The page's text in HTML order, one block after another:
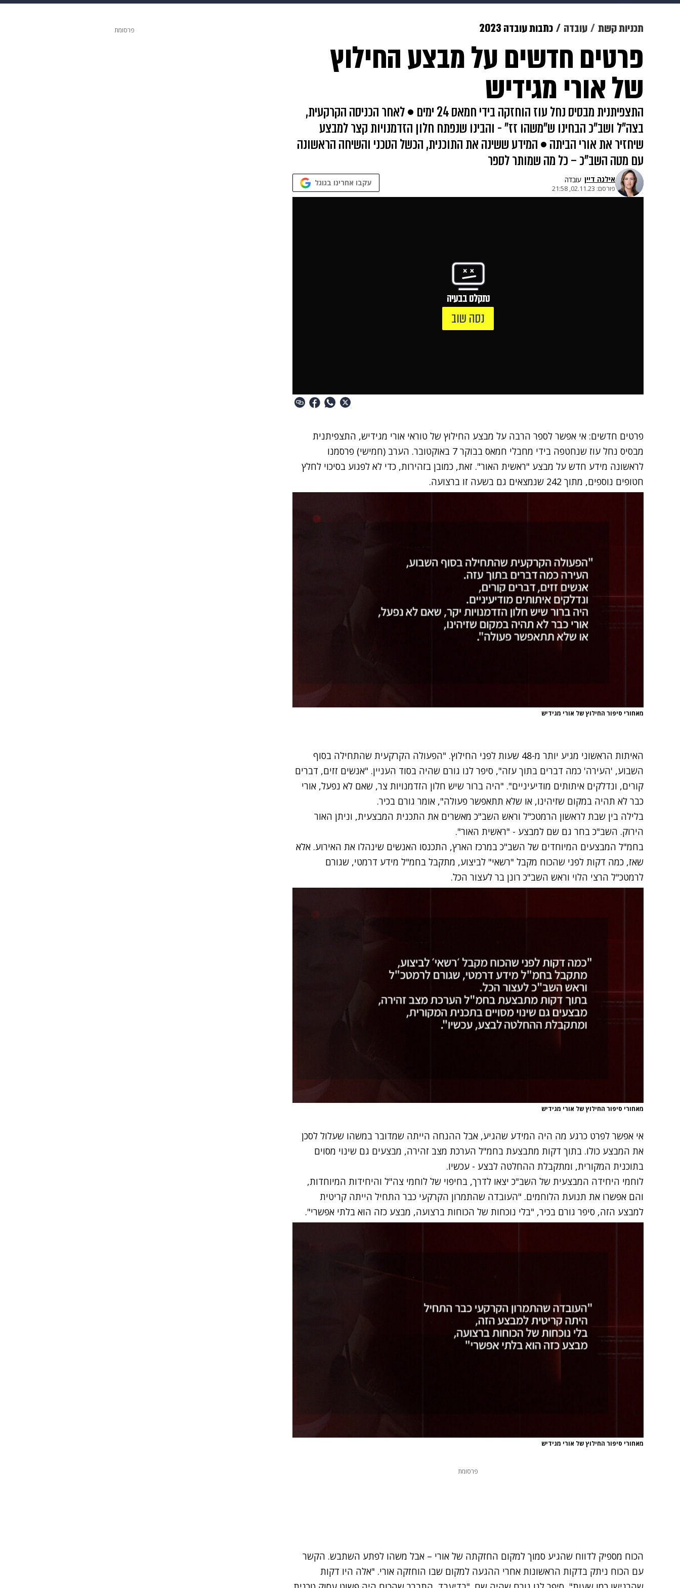
צבא וביטחון makoZ בריאות
משפט תשעה חודשים מתכונים פרויקטים מיוחדים
תכניות קשת עובדה כתבות עובדה 2023
פרטים חדשים על מבצע החילוץ
של אורי מגידיש
התצפיתנית מבסיס נחל עוז הוחזקה בידי חמאס 24 ימים • לאחר הכניסה הקרקעית,
בצה"ל ושב"כ הבחינו ש"משהו זז" - והבינו שנפתח חלון הזדמנויות קצר למבצע
שיחזיר את אורי הביתה • המידע ששינה את התוכנית, הכשל הטכני והשיחה הראשונה
עם מטה השב"כ – כל מה שמותר לספר
אילנה דיין עובדה
פורסם: 02.11.23, 21:58
עקבו אחרינו בגוגל
נתקלנו בבעיה
נסה שוב
פרטים חדשים: אי אפשר לספר הרבה על מבצע החילוץ של טוראי אורי מגידיש, התצפיתנית
מבסיס נחל עוז שנחטפה בידי מחבלי חמאס בבוקר 7 באוקטובר. הערב (חמישי) פרסמנו
לראשונה מידע חדש על מבצע "ראשית האור". זאת, כמובן בזהירות, כדי לא לפגוע בסיכוי לחלץ
חטופים נוספים, מתוך 242 שנמצאים גם בשעה זו ברצועה.
מאחורי סיפור החילוץ של אורי מגידיש
האיתות הראשוני מגיע יותר מ-48 שעות לפני החילוץ. "הפעולה הקרקעית שהתחילה בסוף
השבוע, 'העירה' כמה דברים בתוך עזה", סיפר לנו גורם שהיה בסוד העניין. "אנשים זזים, דברים
קורים, ונדלקים איתותים מודיעיניים". "היה ברור שיש חלון הזדמנויות צר, שאם לא נפעל, אורי
כבר לא תהיה במקום שזיהינו, או שלא תתאפשר פעולה", אומר גורם בכיר.
בלילה בין שבת לראשון הרמטכ"ל וראש השב"כ מאשרים את התכנית המבצעית, וניתן האור
הירוק. השב"כ בחר גם שם למבצע - "ראשית האור".
בחמ"ל המבצעים המיוחדים של השב"כ במרכז הארץ, התכנסו האנשים שינהלו את האירוע. אלא
שאז, כמה דקות לפני שהכוח מקבל "רשאי" לביצוע, מתקבל בחמ"ל מידע דרמטי, שגורם
לרמטכ"ל הרצי הלוי וראש השב"כ רונן בר לעצור הכל.
מאחורי סיפור החילוץ של אורי מגידיש
אי אפשר לפרט כרגע מה היה המידע שהגיע, אבל ההנחה הייתה שמדובר במשהו שעלול לסכן
את המבצע כולו. בתוך דקות מתבצעת בחמ"ל הערכת מצב זהירה, מבצעים גם שינוי מסוים
בתוכנית המקורית, ומתקבלת ההחלטה לבצע - עכשיו.
לוחמי היחידה המבצעית של השב"כ יצאו לדרך, בחיפוי של לוחמי צה"ל והיחידות המיוחדות,
והם אפשרו את תנועת הלוחמים. "העובדה שהתמרון הקרקעי כבר התחיל הייתה קריטית
למבצע הזה, סיפר גורם בכיר, "בלי נוכחות של הכוחות ברצועה, מבצע כזה הוא בלתי אפשרי".
מאחורי סיפור החילוץ של אורי מגידיש
פרסומת
הכוח מספיק לדווח שהגיע סמוך למקום החזקתה של אורי – אבל משהו לפתע השתבש. הקשר
עם הכוח ניתק בדקות הראשונות אחרי ההגעה למקום שבו הוחזקה אורי. "אלה היו דקות
פרסומת